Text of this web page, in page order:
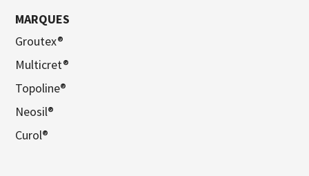
MARQUES
Groutex®
Multicret®
Topoline®
Neosil®
Curol®